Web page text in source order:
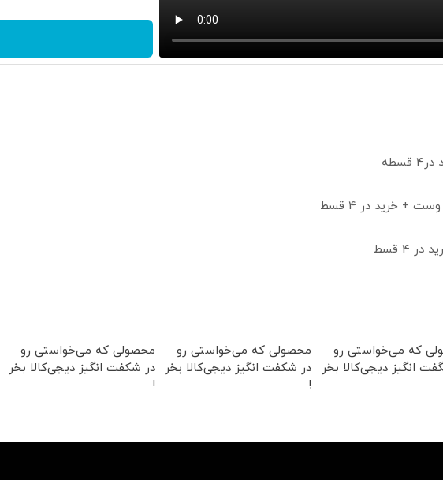
که می‌خواستی رو
انگیز دیجی‌کالا بخر
محصولی که می‌خواستی رو
در شکفت انگیز دیجی‌کالا بخر
!
محصولی که می‌خواستی رو
در شکفت انگیز دیجی‌کالا بخر
!